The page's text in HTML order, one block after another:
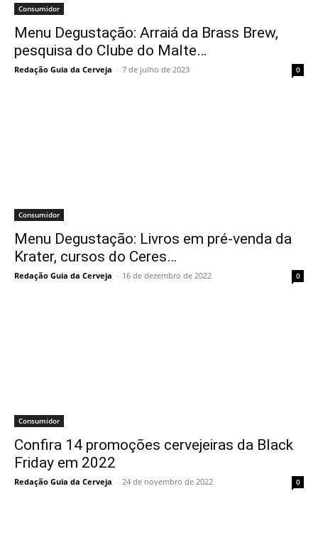
Consumidor
Menu Degustação: Arraiá da Brass Brew,
pesquisa do Clube do Malte…
Redação Guia da Cerveja - 7 de julho de 2023 0
Consumidor
Menu Degustação: Livros em pré-venda da
Krater, cursos do Ceres…
Redação Guia da Cerveja - 16 de dezembro de 2022 0
Consumidor
Confira 14 promoções cervejeiras da Black
Friday em 2022
Redação Guia da Cerveja - 24 de novembro de 2022 0